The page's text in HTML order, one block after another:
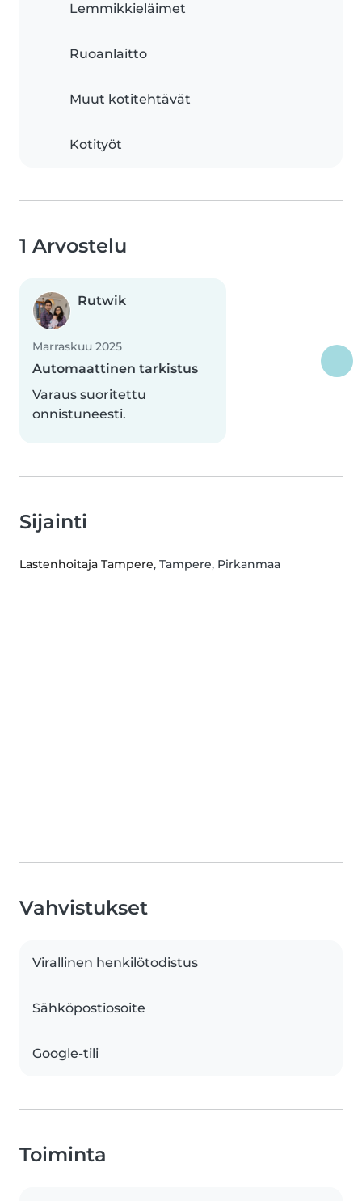
Lemmikkieläimet
Ruoanlaitto
Muut kotitehtävät
Kotityöt
1 Arvostelu
Rutwik
Marraskuu 2025
Automaattinen tarkistus
Varaus suoritettu
onnistuneesti.
Sijainti
Lastenhoitaja Tampere, Tampere, Pirkanmaa
Vahvistukset
Virallinen henkilötodistus
Sähköpostiosoite
Google-tili
Toiminta